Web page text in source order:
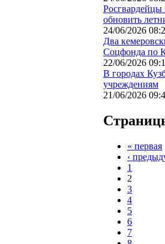
Росгвардейцы
обновить
24/06/2026
Два
Соцфонда по
22/06/2026
В городах
учреждениям
21/06/2026
« первая
‹
1
2
3
4
5
6
7